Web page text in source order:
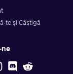
te și Câștigă
ne